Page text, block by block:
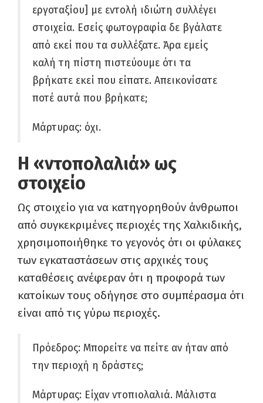
εργοταξίου] με εντολή ιδιώτη συλλέγει
στοιχεία. Εσείς φωτογραφία δε βγάλατε
από εκεί που τα συλλέξατε. Άρα εμείς
καλή τη πίστη πιστεύουμε ότι τα
βρήκατε εκεί που είπατε. Απεικονίσατε
ποτέ αυτά που βρήκατε;
Μάρτυρας: όχι.
Η «ντοπολαλιά» ως
στοιχείο
Ως στοιχείο για να κατηγορηθούν άνθρωποι
από συγκεκριμένες περιοχές της Χαλκιδικής,
χρησιμοποιήθηκε το γεγονός ότι οι φύλακες
των εγκαταστάσεων στις αρχικές τους
καταθέσεις ανέφεραν ότι η προφορά των
κατοίκων τους οδήγησε στο συμπέρασμα ότι
είναι από τις γύρω περιοχές.
Πρόεδρος: Μπορείτε να πείτε αν ήταν από
την περιοχή η δράστες;
Μάρτυρας: Είχαν ντοπιολαλιά. Μάλιστα